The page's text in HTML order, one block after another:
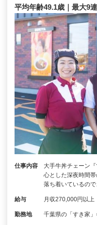
平均年齢49.1歳｜最大9
仕事内容
大手牛丼チェーン
心とした深夜時間
落ち着いているの
給与 月収270,000円以上
勤務地 千葉県の「すき家